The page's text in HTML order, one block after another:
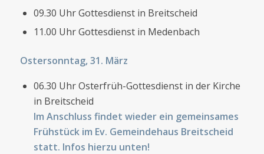
09.30 Uhr Gottesdienst in Breitscheid
11.00 Uhr Gottesdienst in Medenbach
Ostersonntag, 31. März
06.30 Uhr Osterfrüh-Gottesdienst in der Kirche
in Breitscheid
Im Anschluss findet wieder ein gemeinsames
Frühstück im Ev. Gemeindehaus Breitscheid
statt. Infos hierzu unten!